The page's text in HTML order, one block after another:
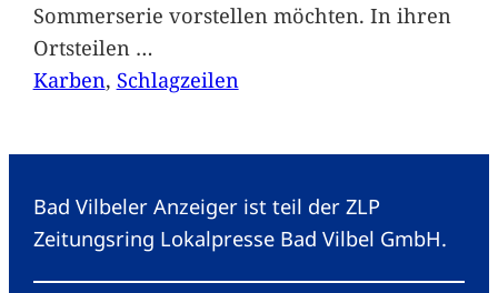
Sommerserie vorstellen möchten. In ihren
Ortsteilen …
Karben, Schlagzeilen
Bad Vilbeler Anzeiger ist teil der ZLP
Zeitungsring Lokalpresse Bad Vilbel GmbH.